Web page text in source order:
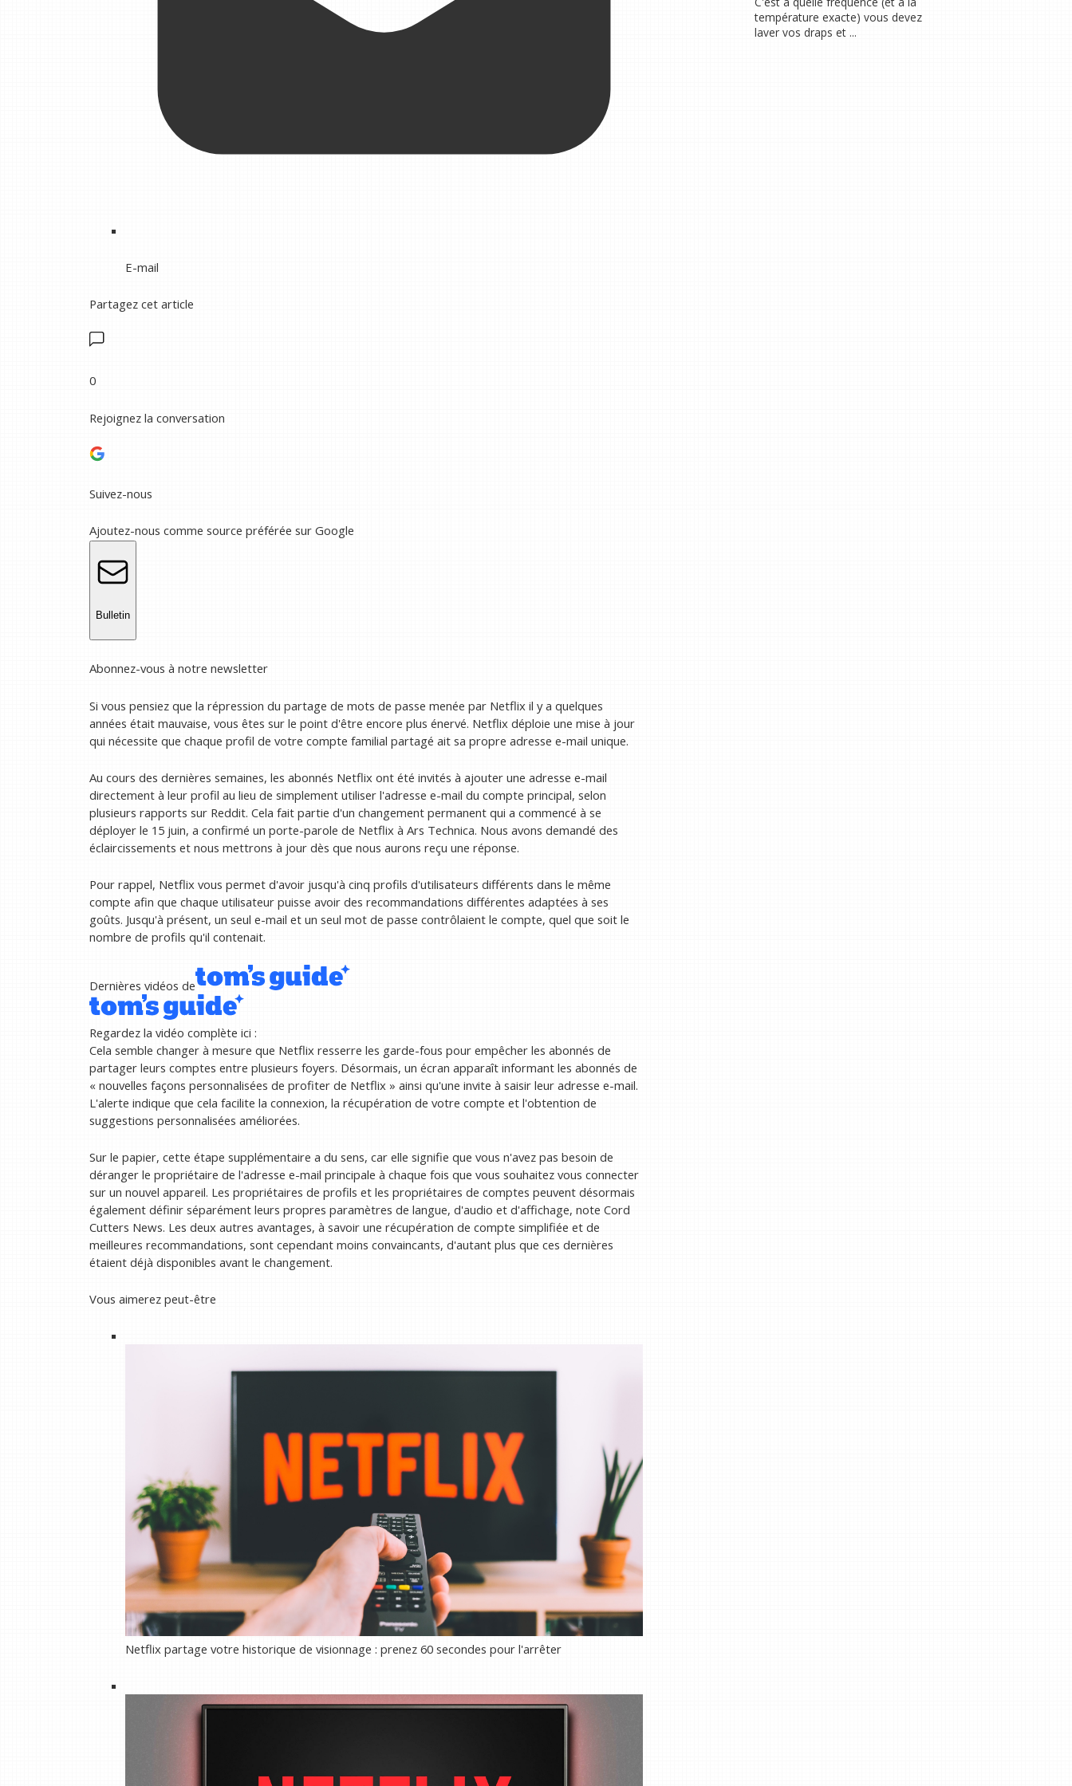
E-mail
Partagez cet article
0
Rejoignez la conversation
Suivez-nous
Ajoutez-nous comme source préférée sur Google
Bulletin
Abonnez-vous à notre newsletter
Si vous pensiez que la répression du partage de mots de passe menée par Netflix il y a quelques
années était mauvaise, vous êtes sur le point d'être encore plus énervé. Netflix déploie une mise à jour
qui nécessite que chaque profil de votre compte familial partagé ait sa propre adresse e-mail unique.
Au cours des dernières semaines, les abonnés Netflix ont été invités à ajouter une adresse e-mail
directement à leur profil au lieu de simplement utiliser l'adresse e-mail du compte principal, selon
plusieurs rapports sur Reddit. Cela fait partie d'un changement permanent qui a commencé à se
déployer le 15 juin, a confirmé un porte-parole de Netflix à Ars Technica. Nous avons demandé des
éclaircissements et nous mettrons à jour dès que nous aurons reçu une réponse.
Pour rappel, Netflix vous permet d'avoir jusqu'à cinq profils d'utilisateurs différents dans le même
compte afin que chaque utilisateur puisse avoir des recommandations différentes adaptées à ses
goûts. Jusqu'à présent, un seul e-mail et un seul mot de passe contrôlaient le compte, quel que soit le
nombre de profils qu'il contenait.
Dernières vidéos de
Regardez la vidéo complète ici :
Cela semble changer à mesure que Netflix resserre les garde-fous pour empêcher les abonnés de
partager leurs comptes entre plusieurs foyers. Désormais, un écran apparaît informant les abonnés de
« nouvelles façons personnalisées de profiter de Netflix » ainsi qu'une invite à saisir leur adresse e-mail.
L'alerte indique que cela facilite la connexion, la récupération de votre compte et l'obtention de
suggestions personnalisées améliorées.
Sur le papier, cette étape supplémentaire a du sens, car elle signifie que vous n'avez pas besoin de
déranger le propriétaire de l'adresse e-mail principale à chaque fois que vous souhaitez vous connecter
sur un nouvel appareil. Les propriétaires de profils et les propriétaires de comptes peuvent désormais
également définir séparément leurs propres paramètres de langue, d'audio et d'affichage, note Cord
Cutters News. Les deux autres avantages, à savoir une récupération de compte simplifiée et de
meilleures recommandations, sont cependant moins convaincants, d'autant plus que ces dernières
étaient déjà disponibles avant le changement.
Vous aimerez peut-être
Netflix partage votre historique de visionnage : prenez 60 secondes pour l'arrêter
température exacte) vous devez
laver vos draps et ...